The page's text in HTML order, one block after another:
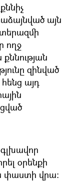
այն
ողջ
զինված
այդ
օրենքի
փաստի վրա: